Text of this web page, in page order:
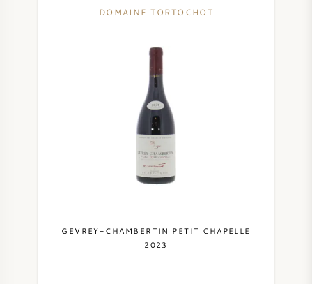
DOMAINE TORTOCHOT
GEVREY-CHAMBERTIN PETIT CHAPELLE
2023